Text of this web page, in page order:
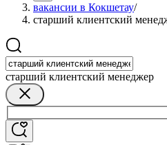
вакансии в Кокшетау/
старший клиентский
старший клиентский менеджер